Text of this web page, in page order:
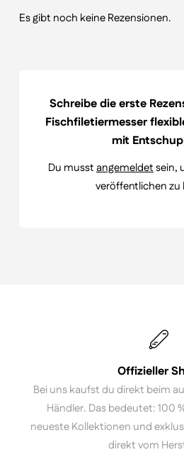
Es gibt noch keine Rezensionen.
Schreibe die erste
Fischfiletiermesser
mit
Du musstangemeldetsein,
veröffentlichen zu
Offizieller
Bei uns kaufst du direkt beim
Händler. Das bedeutet: 100
neueste Kollektionen und
direkt vom